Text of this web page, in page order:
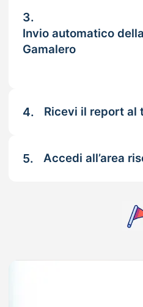
3.
Invio automatico
Gamalero
4. Ricevi il report al
5. Accedi all’area